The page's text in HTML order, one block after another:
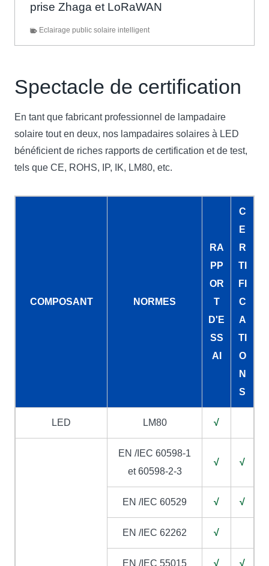
prise Zhaga et LoRaWAN
Eclairage public solaire intelligent
Spectacle de certification
En tant que fabricant professionnel de lampadaire
solaire tout en deux, nos lampadaires solaires à LED
bénéficient de riches rapports de certification et de test,
tels que CE, ROHS, IP, IK, LM80, etc.
COMPOSANT NORMES
RA
PP
OR
T
D'E
SS
AI
C
E
R
TI
FI
C
A
TI
O
N
S
LED LM80 √
EN /IEC 60598-1
et 60598-2-3
√ √
EN /IEC 60529 √ √
EN /IEC 62262 √
EN /IEC 55015 √ √